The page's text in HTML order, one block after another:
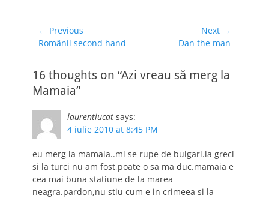
Navigare
în
← Previous
Previous
Românii second hand
Next →
Dan the man
16 thoughts on “Azi vreau să merg la
Mamaia”
laurentiucat says:
4 iulie 2010 at 8:45 PM
eu merg la mamaia..mi se rupe de bulgari.la greci
si la turci nu am fost,poate o sa ma duc.mamaia e
cea mai buna statiune de la marea
neagra.pardon,nu stiu cum e in crimeea si la